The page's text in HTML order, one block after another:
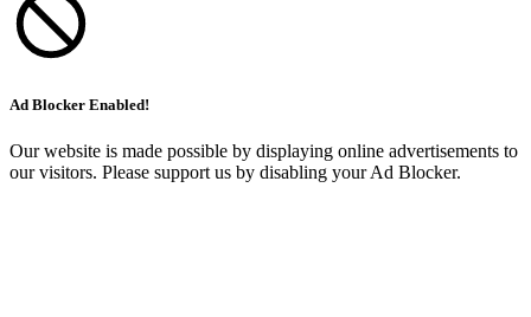
Ad Blocker Enabled!
Our website is made possible by displaying online advertisements to
our visitors. Please support us by disabling your Ad Blocker.